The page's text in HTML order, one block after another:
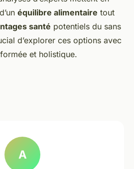
équilibre alimentaire tout
santé potentiels du sans
d’explorer ces options avec
et holistique.
A